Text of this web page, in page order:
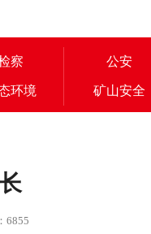
察 公安
环境 矿山安全
：6855